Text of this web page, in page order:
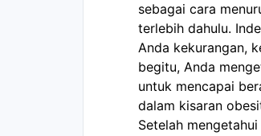
sebagai cara
terlebih dahulu.
Anda kekurangan,
begitu, Anda
untuk mencapai
dalam kisaran
Setelah